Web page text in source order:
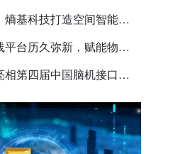
据底座赋能“与AI同游”新
熵基科技打造空间智能时
枢
平台历久弥新，赋能物联
相第四届中国脑机接口大
脑机接口技术赢行业顶级